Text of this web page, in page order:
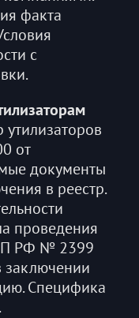
факта
с
от
документы
в реестр.
проведения
РФ № 2399
заключении
Специфика